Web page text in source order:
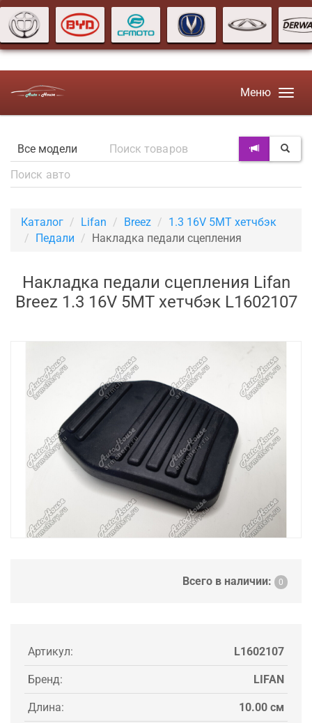
Меню
Каталог Lifan Breez
1.3 16V 5MT хетчбэк
Педали
Накладка педали сцепления
Накладка педали сцепления Lifan
Breez 1.3 16V 5MT хетчбэк L1602107
Всего в наличии: 0
Артикул: L1602107
Бренд: LIFAN
Длина: 10.00 см